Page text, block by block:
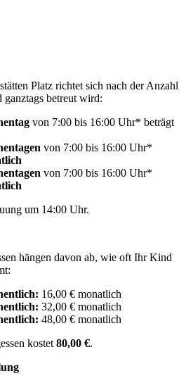
Platz richtet sich nach der Anzahl
betreut wird:
von 7:00 bis 16:00 Uhr* beträgt
von 7:00 bis 16:00 Uhr*
von 7:00 bis 16:00 Uhr*
um 14:00 Uhr.
hängen davon ab, wie oft Ihr Kind
16,00 € monatlich
32,00 € monatlich
48,00 € monatlich
kostet 80,00 €.